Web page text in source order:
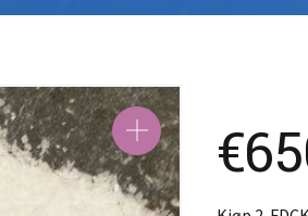
€